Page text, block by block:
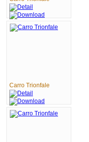
Carro Trionfale